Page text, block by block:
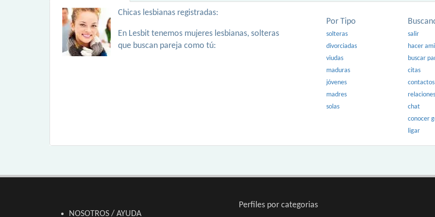
Chicas lesbianas registradas:
En Lesbit tenemos mujeres lesbianas, solteras
que buscan pareja como tú:
Por Tipo
solteras
divorciadas
viudas
maduras
jóvenes
madres
solas
salir
hacer
buscar
citas
contactos
relaciones
chat
conocer
ligar
NOSOTROS / AYUDA
Perfiles por categorias